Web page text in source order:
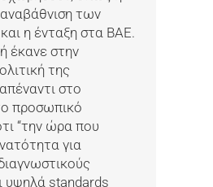
των
η ένταξη στα ΒΑΕ.
έκανε στην
της
στο
προσωπικό
“την ώρα που
για
υψηλά standards